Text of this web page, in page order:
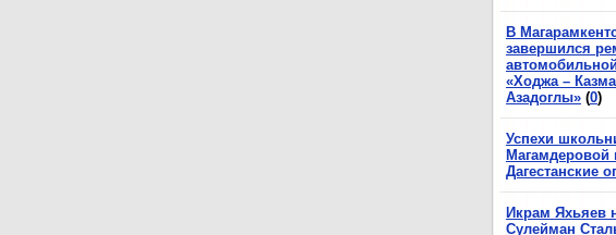
В
завершился
«Ходжа –
Азадоглы» (0)
Успехи
Магамдеровой
Дагестанские
Икрам Яхьяев
Сулейман